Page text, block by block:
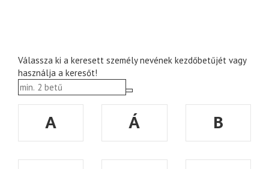
Válassza ki a keresett személy nevének kezdőbetűjét vagy
használja a keresőt!
A Á
B